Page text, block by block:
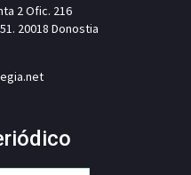
2 Ofic. 216
20018 Donostia